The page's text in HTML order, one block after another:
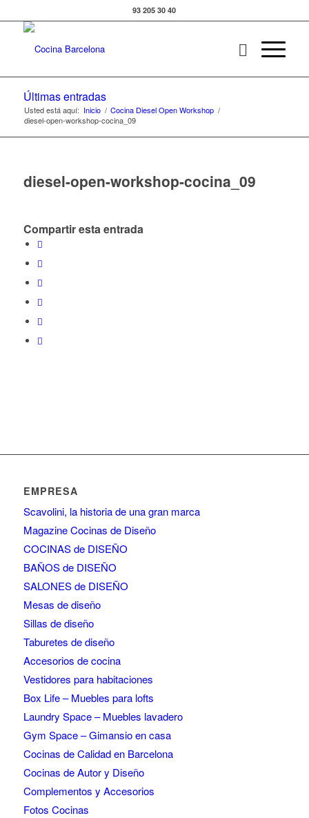
93 205 30 40
Últimas entradas
Usted está aquí: Inicio / Cocina Diesel Open Workshop /
diesel-open-workshop-cocina_09
diesel-open-workshop-cocina_09
Compartir esta entrada
EMPRESA
Scavolini, la historia de una gran marca
Magazine Cocinas de Diseño
COCINAS de DISEÑO
BAÑOS de DISEÑO
SALONES de DISEÑO
Mesas de diseño
Sillas de diseño
Taburetes de diseño
Accesorios de cocina
Vestidores para habitaciones
Box Life – Muebles para lofts
Laundry Space – Muebles lavadero
Gym Space – Gimansio en casa
Cocinas de Calidad en Barcelona
Cocinas de Autor y Diseño
Complementos y Accesorios
Fotos Cocinas